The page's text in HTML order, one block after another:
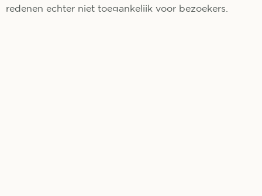
redenen echter niet toegankelijk voor bezoekers.